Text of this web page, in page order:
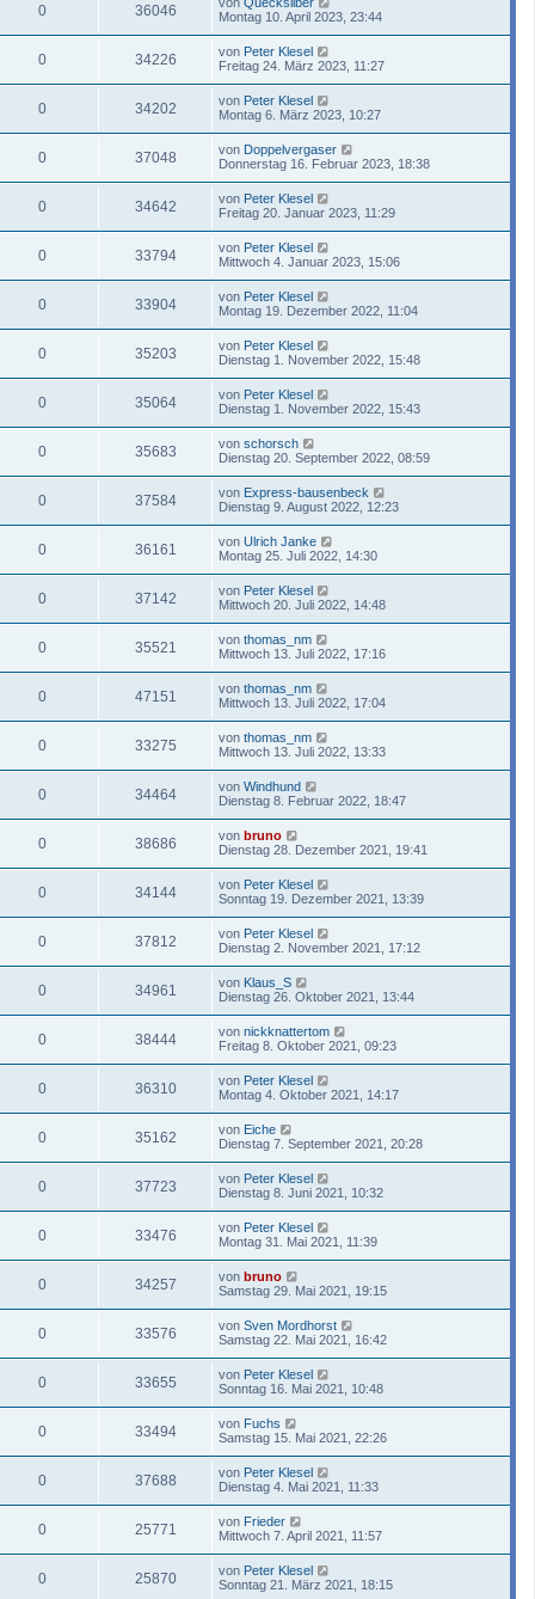
0 36046
Montag 10. April 2023, 23:44
0 34226 von Peter Klesel
Freitag 24. März 2023, 11:27
0 34202 von Peter Klesel
Montag 6. März 2023, 10:27
0 37048 von Doppelvergaser
Donnerstag 16. Februar 2023, 18:38
0 34642 von Peter Klesel
Freitag 20. Januar 2023, 11:29
0 33794 von Peter Klesel
Mittwoch 4. Januar 2023, 15:06
0 33904 von Peter Klesel
Montag 19. Dezember 2022, 11:04
0 35203 von Peter Klesel
Dienstag 1. November 2022, 15:48
0 35064 von Peter Klesel
Dienstag 1. November 2022, 15:43
0 35683 von schorsch
Dienstag 20. September 2022, 08:59
0 37584 von Express-bausenbeck
Dienstag 9. August 2022, 12:23
0 36161 von Ulrich Janke
Montag 25. Juli 2022, 14:30
0 37142 von Peter Klesel
Mittwoch 20. Juli 2022, 14:48
0 35521 von thomas_nm
Mittwoch 13. Juli 2022, 17:16
0 47151 von thomas_nm
Mittwoch 13. Juli 2022, 17:04
0 33275 von thomas_nm
Mittwoch 13. Juli 2022, 13:33
0 34464 von Windhund
Dienstag 8. Februar 2022, 18:47
0 38686 von bruno
Dienstag 28. Dezember 2021, 19:41
0 34144 von Peter Klesel
Sonntag 19. Dezember 2021, 13:39
0 37812 von Peter Klesel
Dienstag 2. November 2021, 17:12
0 34961 von Klaus_S
Dienstag 26. Oktober 2021, 13:44
0 38444 von nickknattertom
Freitag 8. Oktober 2021, 09:23
0 36310 von Peter Klesel
Montag 4. Oktober 2021, 14:17
0 35162 von Eiche
Dienstag 7. September 2021, 20:28
0 37723 von Peter Klesel
Dienstag 8. Juni 2021, 10:32
0 33476 von Peter Klesel
Montag 31. Mai 2021, 11:39
0 34257 von bruno
Samstag 29. Mai 2021, 19:15
0 33576 von Sven Mordhorst
Samstag 22. Mai 2021, 16:42
0 33655 von Peter Klesel
Sonntag 16. Mai 2021, 10:48
0 33494 von Fuchs
Samstag 15. Mai 2021, 22:26
0 37688 von Peter Klesel
Dienstag 4. Mai 2021, 11:33
0 25771 von Frieder
Mittwoch 7. April 2021, 11:57
0 25870 von Peter Klesel
Sonntag 21. März 2021, 18:15